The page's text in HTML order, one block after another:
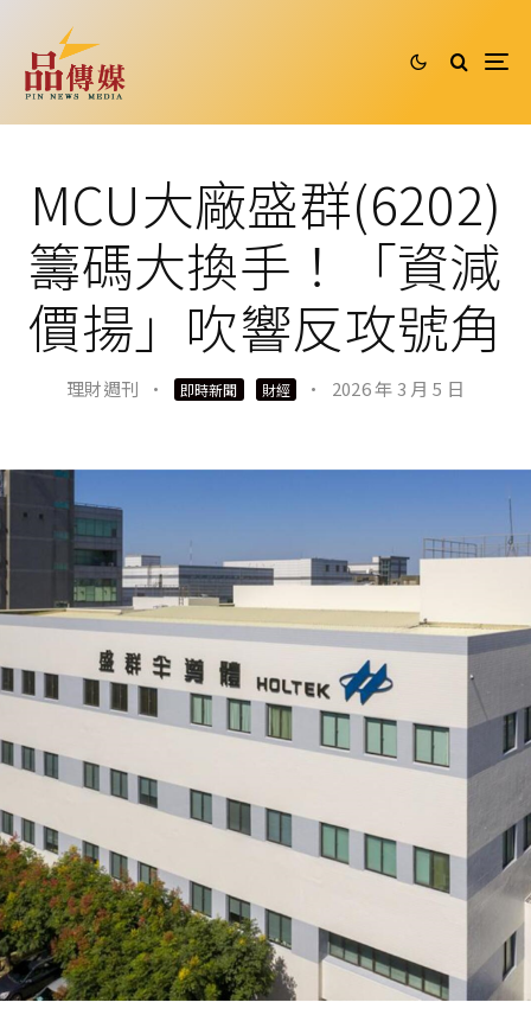
MCU大廠盛群(6202)
籌碼大換手！「資減
價揚」吹響反攻號角
理財週刊 · 即時新聞 財經 · 2026 年 3 月 5 日